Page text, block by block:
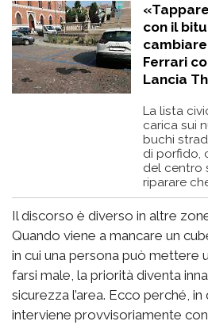
con il
Ferrari
Lancia
La lista
carica sui
buchi
di porfido,
del centro
riparare
Il discorso è diverso in altre
Quando viene a mancare un
in cui una persona può mettere
farsi male, la priorità diventa
sicurezza l’area. Ecco perché, in
interviene provvisoriamente con